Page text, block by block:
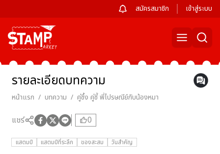
สมัครสมาชิก เข้าสู่ระบบ
รายละเอียดบทความ
หน้าแรก / บทความ / คู่ซึ้ง คู่ซี้ พี่ไปรษณีย์กับน้องหมา
แชร์ 0
แสตมป์ แสตมป์ที่ระลึก ของสะสม วันสำคัญ